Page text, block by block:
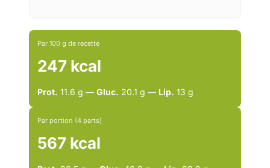
Par 100 g de recette
247 kcal
Prot. 11.6 g — Gluc. 20.1 g — Lip. 13 g
Par portion (4 parts)
567 kcal